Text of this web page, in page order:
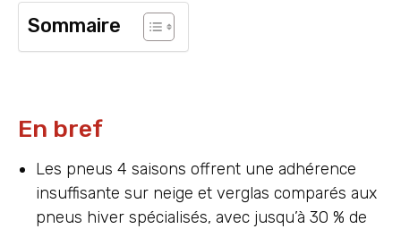
Sommaire
En bref
Les pneus 4 saisons offrent une adhérence
insuffisante sur neige et verglas comparés aux
pneus hiver spécialisés, avec jusqu’à 30 % de